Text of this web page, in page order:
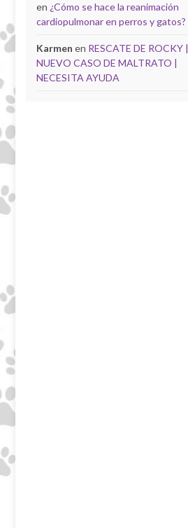
en ¿Cómo se hace la reanimación
cardiopulmonar en perros y gatos?
Karmen en RESCATE DE ROCKY |
NUEVO CASO DE MALTRATO |
NECESITA AYUDA